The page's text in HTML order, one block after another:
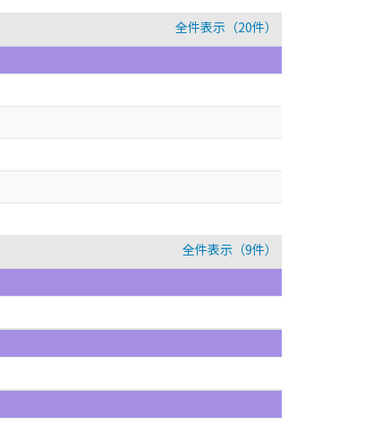
全件表示（20件）
全件表示（9件）